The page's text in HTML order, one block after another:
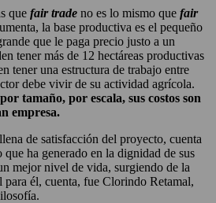
que fair trade no es lo mismo que fair
la base productiva es el pequeño
que le paga precio justo a un
tener más de 12 hectáreas productivas
tener una estructura de trabajo entre
debe vivir de su actividad agrícola.
tamaño, por escala, sus costos son
empresa.
de satisfacción del proyecto, cuenta
ha generado en la dignidad de sus
mejor nivel de vida, surgiendo de la
para él, cuenta, fue Clorindo Retamal,